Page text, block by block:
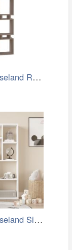
Knihovna Houseland Rail mocha
Knihovna Houseland Sia bílá